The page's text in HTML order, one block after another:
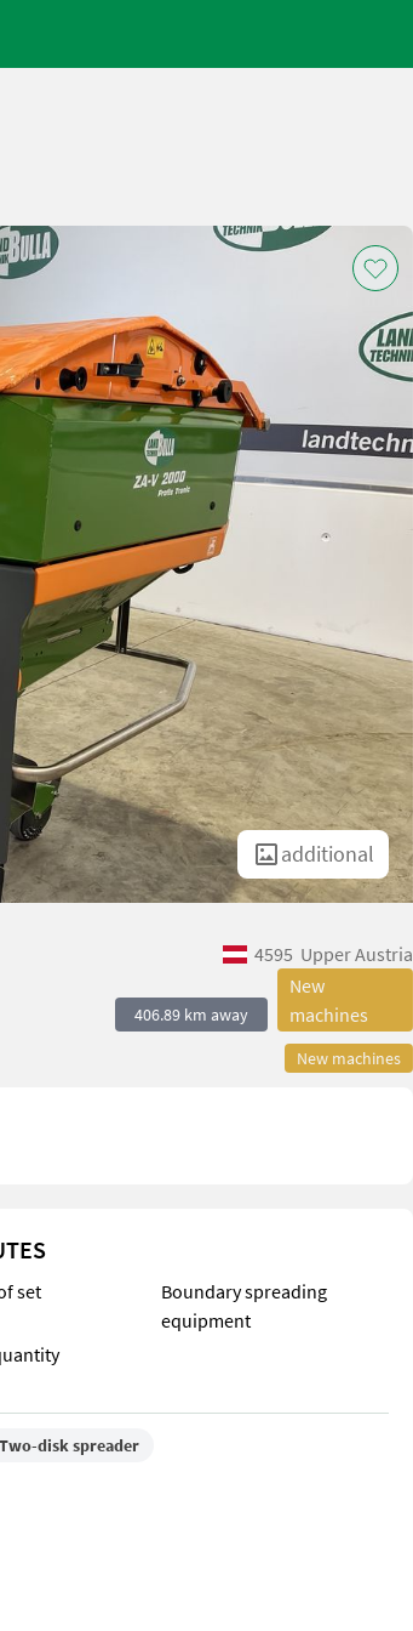
additional
4595 Upper Austria
406.89 km away
New
machines
New machines
set
Boundary spreading
equipment
Two-disk spreader